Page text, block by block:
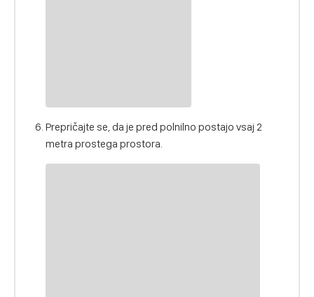
Prepričajte se, da je pred polnilno postajo vsaj 2
metra prostega prostora.